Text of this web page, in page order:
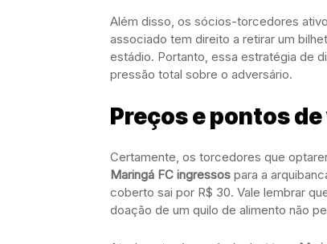
Além disso, os sócios-torcedores
associado tem direito a retirar um
estádio. Portanto, essa estratégia de
pressão total sobre o adversário.
Preços e pontos
Certamente, os torcedores que
Maringá FC ingressos para a
coberto sai por R$ 30. Vale lembrar
doação de um quilo de alimento não